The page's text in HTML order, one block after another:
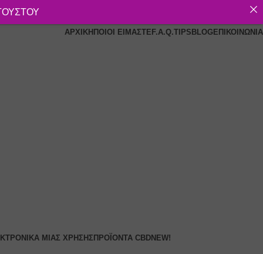
ΑΡΧΙΚΉ ΠΟΙΟΙ ΕΊΜΑΣΤΕ F.A.Q.TIPS BLOG ΕΠΙΚΟΙΝΩΝΊΑ
ΜΙΑΣ ΧΡΉΣΗΣ ΠΡΟΪΌΝΤΑ CBDNEW!